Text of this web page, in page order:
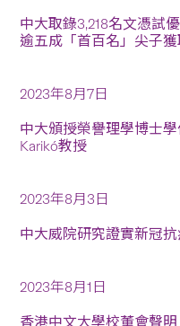
中大取錄3,218名文憑試
逾五成「首百名」尖子
2023年8月7日
中大頒授榮譽理學博士
Karikó教授
2023年8月3日
中大威院研究證實新冠
2023年8月1日
香港中文大學校董會聲明